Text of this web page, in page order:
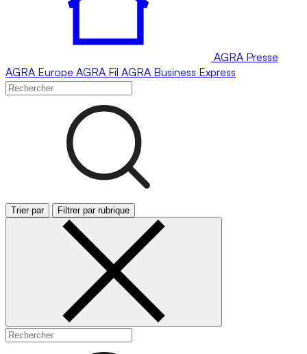
AGRA Presse
AGRA Europe AGRA Fil AGRA Business Express
Trier par Filtrer par rubrique